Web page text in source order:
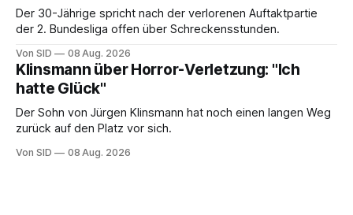
Der 30-Jährige spricht nach der verlorenen Auftaktpartie
der 2. Bundesliga offen über Schreckensstunden.
Von SID 08 Aug. 2026
Klinsmann über Horror-Verletzung: "Ich
hatte Glück"
Der Sohn von Jürgen Klinsmann hat noch einen langen Weg
zurück auf den Platz vor sich.
Von SID 08 Aug. 2026